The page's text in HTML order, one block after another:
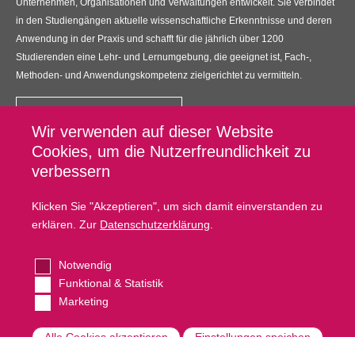
in den Studiengängen aktuelle wissenschaftliche Erkenntnisse und deren
Anwendung in der Praxis und schafft für die jährlich über 1200
Studierenden eine Lehr- und Lernumgebung, die geeignet ist, Fach-,
Methoden- und Anwendungskompetenz zielgerichtet zu vermitteln.
UNIKIMS GmbH
Universitätsplatz 12, 34127 Kassel
Fußzeilenmenü
Datenschutz
Impressum
Cookie Settings
Copyright © Unikims. Alle Rechte vorbehalten.
Wir verwenden auf dieser Website
Cookies, um die Nutzerfreundlichkeit zu
verbessern
Klicken Sie "Akzeptieren", um sich damit einverstanden zu
erklären. Zur Datenschutzerklärung
Notwendig
Funktional & Statistik
Marketing